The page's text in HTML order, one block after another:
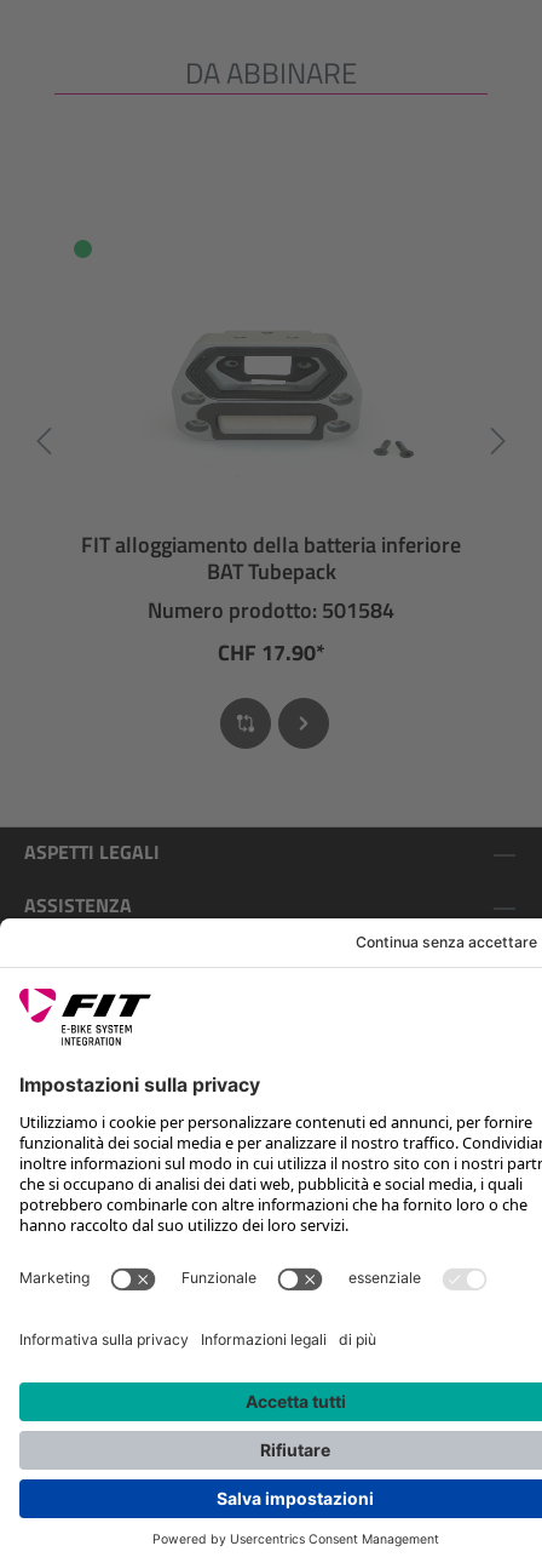
Salta la galleria dei prodotti
DA ABBINARE
FIT alloggiamento della batteria inferiore
BAT Tubepack
Numero prodotto: 501584
CHF 17.90*
ASPETTI LEGALI
ASSISTENZA
SEGUICI SU
Rotax Bike Technology AG © 2025